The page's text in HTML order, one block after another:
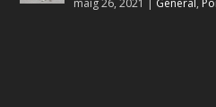
maig 26, 2021 | General,